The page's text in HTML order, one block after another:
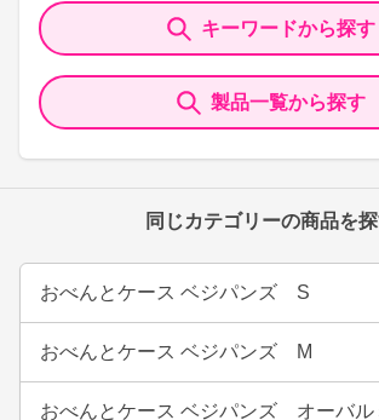
キーワードから探す
製品一覧から探す
同じカテゴリーの商品を
おべんとケース ベジパンズ S
おべんとケース ベジパンズ M
おべんとケース ベジパンズ オーバル